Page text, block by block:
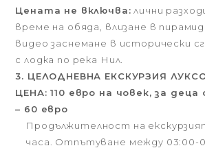
Цената не включва: лични
време на обяда, влизане в
видео заснемане в исторически
с лодка по река Нил.
3. ЦЕЛОДНЕВНА ЕКСКУРЗИЯ
ЦЕНА: 110 евро на човек, за деца
– 60 евро
Продължителност на
часа. Отпътуване между 03:00-